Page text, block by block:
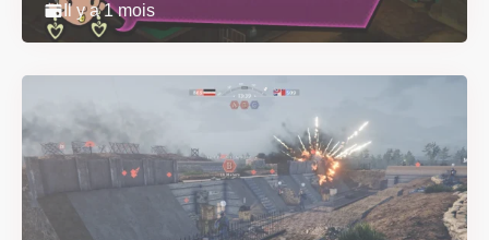
Il y a 1 mois